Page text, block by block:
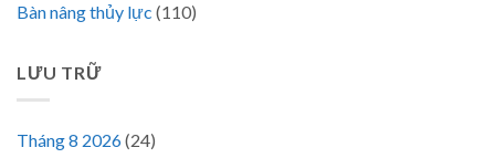
Bàn nâng thủy lực (110)
LƯU TRỮ
Tháng 8 2026(24)